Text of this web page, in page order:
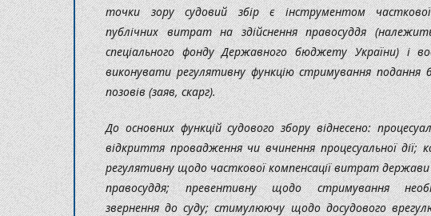
точки зору судовий збір є інструментом часткової
публічних витрат на здійснення правосуддя
спеціального фонду Державного бюджету України) і
виконувати регулятивну функцію стримування подання
позовів (заяв, скарг).
До основних функцій судового збору віднесено:
відкриття провадження чи вчинення процесуальної дії;
регулятивну щодо часткової компенсації витрат держави
правосуддя; превентивну щодо стримування
звернення до суду; стимулюючу щодо досудового